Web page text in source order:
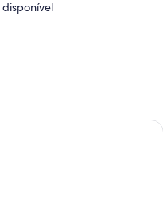
disponível